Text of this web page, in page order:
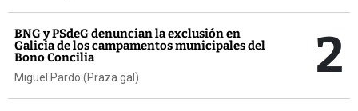
BNG y PSdeG denuncian la exclusión en
Galicia de los campamentos municipales del
Bono Concilia
Miguel Pardo (Praza.gal) 2